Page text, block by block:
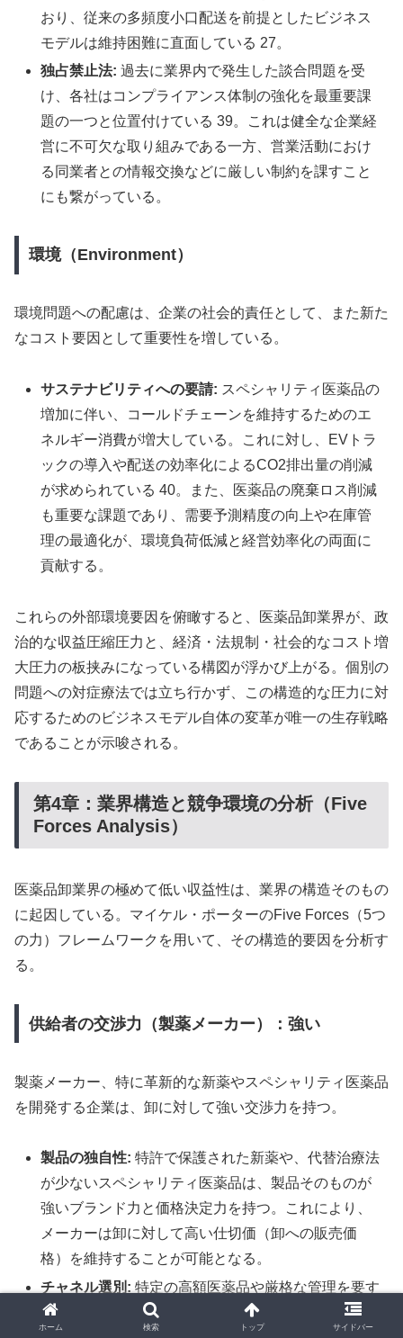
おり、従来の多頻度小口配送を前提としたビジネス
モデルは維持困難に直面している 27。
独占禁止法: 過去に業界内で発生した談合問題を受
け、各社はコンプライアンス体制の強化を最重要課
題の一つと位置付けている 39。これは健全な企業経
営に不可欠な取り組みである一方、営業活動におけ
る同業者との情報交換などに厳しい制約を課すこと
にも繋がっている。
環境（Environment）
環境問題への配慮は、企業の社会的責任として、また新た
なコスト要因として重要性を増している。
サステナビリティへの要請: スペシャリティ医薬品の
増加に伴い、コールドチェーンを維持するためのエ
ネルギー消費が増大している。これに対し、EVトラ
ックの導入や配送の効率化によるCO2排出量の削減
が求められている 40。また、医薬品の廃棄ロス削減
も重要な課題であり、需要予測精度の向上や在庫管
理の最適化が、環境負荷低減と経営効率化の両面に
貢献する。
これらの外部環境要因を俯瞰すると、医薬品卸業界が、政
治的な収益圧縮圧力と、経済・法規制・社会的なコスト増
大圧力の板挟みになっている構図が浮かび上がる。個別の
問題への対症療法では立ち行かず、この構造的な圧力に対
応するためのビジネスモデル自体の変革が唯一の生存戦略
であることが示唆される。
第4章：業界構造と競争環境の分析（Five
Forces Analysis）
医薬品卸業界の極めて低い収益性は、業界の構造そのもの
に起因している。マイケル・ポーターのFive Forces（5つ
の力）フレームワークを用いて、その構造的要因を分析す
る。
供給者の交渉力（製薬メーカー）：強い
製薬メーカー、特に革新的な新薬やスペシャリティ医薬品
を開発する企業は、卸に対して強い交渉力を持つ。
製品の独自性: 特許で保護された新薬や、代替治療法
が少ないスペシャリティ医薬品は、製品そのものが
強いブランド力と価格決定力を持つ。これにより、
メーカーは卸に対して高い仕切価（卸への販売価
格）を維持することが可能となる。
チャネル選別: 特定の高額医薬品や厳格な管理を要す
る製品において、メーカーは取引する卸を限定（一
ホーム 検索 トップ サイドバー